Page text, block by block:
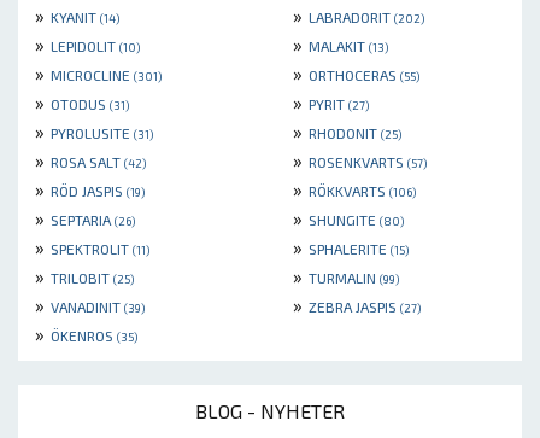
» KYANIT (14) » LABRADORIT (202)
» LEPIDOLIT (10) » MALAKIT (13)
» MICROCLINE (301) » ORTHOCERAS (55)
» OTODUS (31) » PYRIT (27)
» PYROLUSITE (31) » RHODONIT (25)
» ROSA SALT (42) » ROSENKVARTS (57)
» RÖD JASPIS (19) » RÖKKVARTS (106)
» SEPTARIA (26) » SHUNGITE (80)
» SPEKTROLIT (11) » SPHALERITE (15)
» TRILOBIT (25) » TURMALIN (99)
» VANADINIT (39) » ZEBRA JASPIS (27)
» ÖKENROS (35)
BLOG - NYHETER